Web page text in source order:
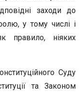
заходи до
у тому числі і
правило, ніяких
Суду
та Законом